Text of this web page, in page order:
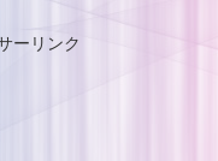
ーリンク